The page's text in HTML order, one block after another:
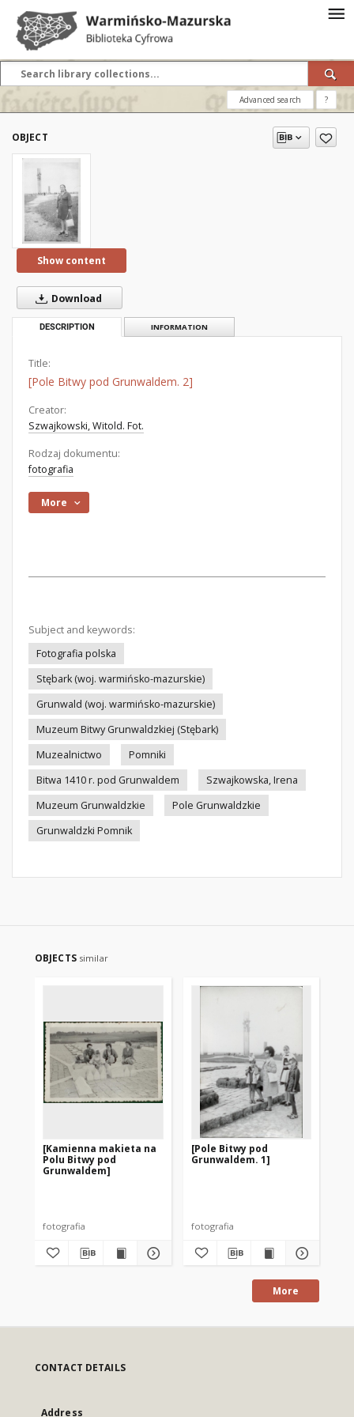
Advanced search ?
OBJECT
Show content
Download
DESCRIPTION INFORMATION
Title:
[Pole Bitwy pod Grunwaldem. 2]
Creator:
Szwajkowski, Witold. Fot.
Rodzaj dokumentu:
fotografia
More
Subject and keywords:
Fotografia polska
Stębark (woj. warmińsko-mazurskie)
Grunwald (woj. warmińsko-mazurskie)
Muzeum Bitwy Grunwaldzkiej (Stębark)
Muzealnictwo
Pomniki
Bitwa 1410 r. pod Grunwaldem
Szwajkowska, Irena
Muzeum Grunwaldzkie
Pole Grunwaldzkie
Grunwaldzki Pomnik
OBJECTS similar
[Kamienna makieta na
Polu Bitwy pod
Grunwaldem]
fotografia
[Pole Bitwy pod
Grunwaldem. 1]
fotografia
More
CONTACT DETAILS
Address